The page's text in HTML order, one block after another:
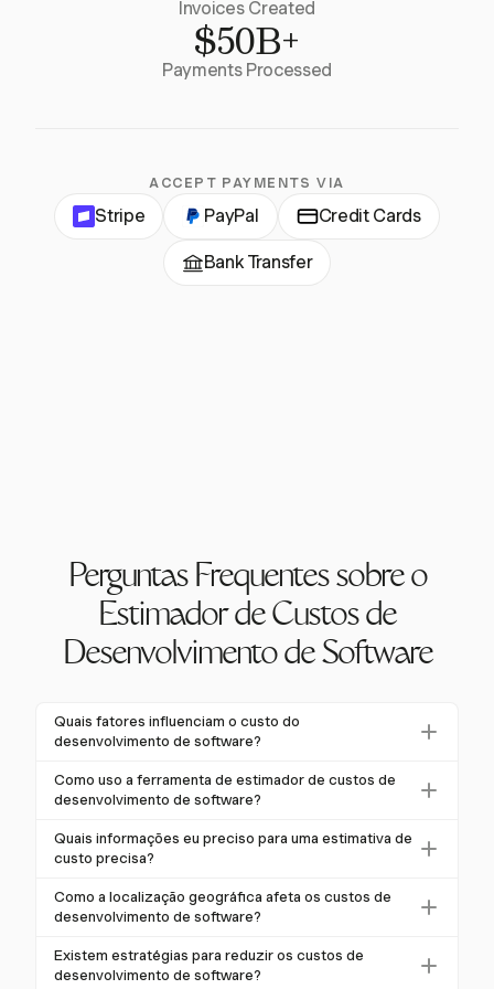
Invoices Created
$50B+
Payments Processed
ACCEPT PAYMENTS VIA
Stripe PayPal Credit Cards
Bank Transfer
Perguntas Frequentes sobre o
Estimador de Custos de
Desenvolvimento de Software
Quais fatores influenciam o custo do
desenvolvimento de software?
Os fatores principais incluem escopo do projeto,
stack tecnológico, expertise da equipe e
variar significativamente com base nesses
elementos, com software empresarial começando
em $500.000 e aplicativos complexos ultrapassando
$100.000.
Como uso a ferramenta de estimador de custos de
desenvolvimento de software?
Insira detalhes sobre seu projeto, como escopo,
requisitos técnicos e tamanho da equipe no
fatores, fornecendo um detalhamento claro das
despesas esperadas.
Quais informações eu preciso para uma estimativa de
custo precisa?
Você precisará de requisitos detalhados do projeto,
incluindo funcionalidades, tarefas e fases. Despesas
licenciamento e hospedagem, também devem ser
Como a localização geográfica afeta os custos de
desenvolvimento de software?
As taxas de desenvolvedores variam por região, com
taxas nos EUA entre $50 e $150 por hora em
Existem estratégias para reduzir os custos de
desenvolvimento de software?